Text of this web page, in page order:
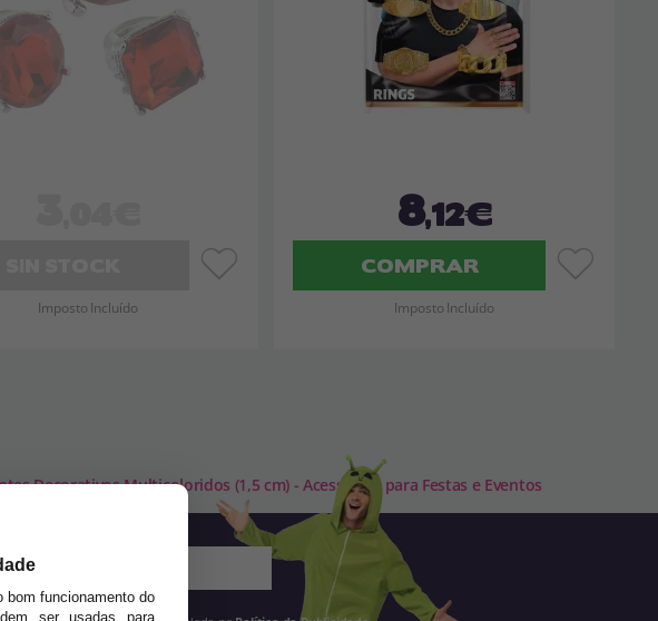
Imposto Incluído
8,12€
COMPRAR
Imposto Incluído
Decorativos Multicoloridos (1,5 cm) - Acessórios para Festas e Eventos
bom funcionamento do
ser usadas para